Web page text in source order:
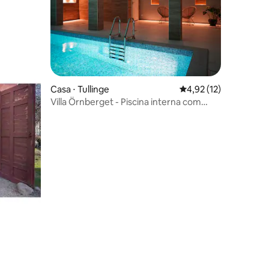
Casa ⋅ Tullinge 4,92 de uma
4,92 (12)
Villa Örnberget - Piscina interna com